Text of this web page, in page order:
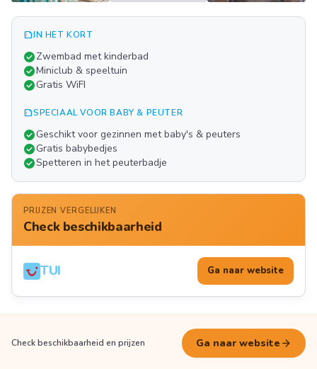
summarizeIN HET KORT
check_circleZwembad met kinderbad
check_circleMiniclub & speeltuin
check_circleGratis WiFI
summarizeSPECIAAL VOOR BABY & PEUTER
check_circleGeschikt voor gezinnen met baby's & peuters
check_circleGratis babybedjes
check_circleSpetteren in het peuterbadje
PRIJZEN VERGELIJKEN
Check beschikbaarheid
TUI Ga naar website
Check beschikbaarheid en prijzen Ga naar website arrow_forward